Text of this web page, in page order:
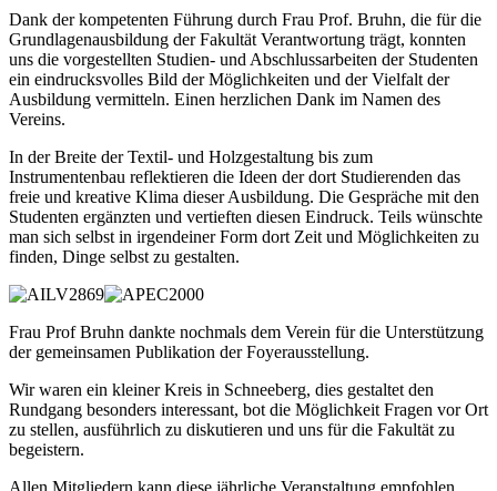
Dank der kompetenten Führung durch Frau Prof. Bruhn, die für die
Grundlagenausbildung der Fakultät Verantwortung trägt, konnten
uns die vorgestellten Studien- und Abschlussarbeiten der Studenten
ein eindrucksvolles Bild der Möglichkeiten und der Vielfalt der
Ausbildung vermitteln. Einen herzlichen Dank im Namen des
Vereins.
In der Breite der Textil- und Holzgestaltung bis zum
Instrumentenbau reflektieren die Ideen der dort Studierenden das
freie und kreative Klima dieser Ausbildung. Die Gespräche mit den
Studenten ergänzten und vertieften diesen Eindruck. Teils wünschte
man sich selbst in irgendeiner Form dort Zeit und Möglichkeiten zu
finden, Dinge selbst zu gestalten.
Frau Prof Bruhn dankte nochmals dem Verein für die Unterstützung
der gemeinsamen Publikation der Foyerausstellung.
Wir waren ein kleiner Kreis in Schneeberg, dies gestaltet den
Rundgang besonders interessant, bot die Möglichkeit Fragen vor Ort
zu stellen, ausführlich zu diskutieren und uns für die Fakultät zu
begeistern.
Allen Mitgliedern kann diese jährliche Veranstaltung empfohlen